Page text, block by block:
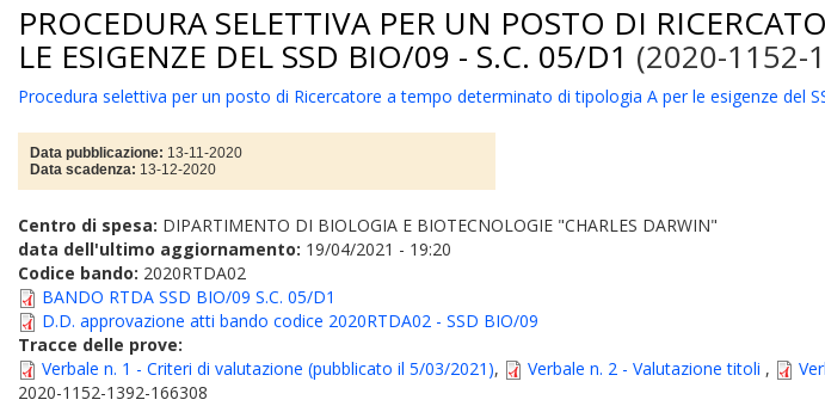
PROCEDURA SELETTIVA PER UN POSTO DI
LE ESIGENZE DEL SSD BIO/09 - S.C. 05/D1 (2020-1152-
Procedura selettiva per un posto di Ricercatore a tempo determinato di tipologia A per le esigenze del
Data pubblicazione: 13-11-2020
Data scadenza: 13-12-2020
Centro di spesa: DIPARTIMENTO DI BIOLOGIA E BIOTECNOLOGIE "CHARLES DARWIN"
data dell'ultimo aggiornamento: 19/04/2021 - 19:20
Codice bando: 2020RTDA02
BANDO RTDA SSD BIO/09 S.C. 05/D1
D.D. approvazione atti bando codice 2020RTDA02 - SSD BIO/09
Tracce delle prove:
Verbale n. 1 - Criteri di valutazione (pubblicato il 5/03/2021), Verbale n. 2 - Valutazione titoli ,
2020-1152-1392-166308